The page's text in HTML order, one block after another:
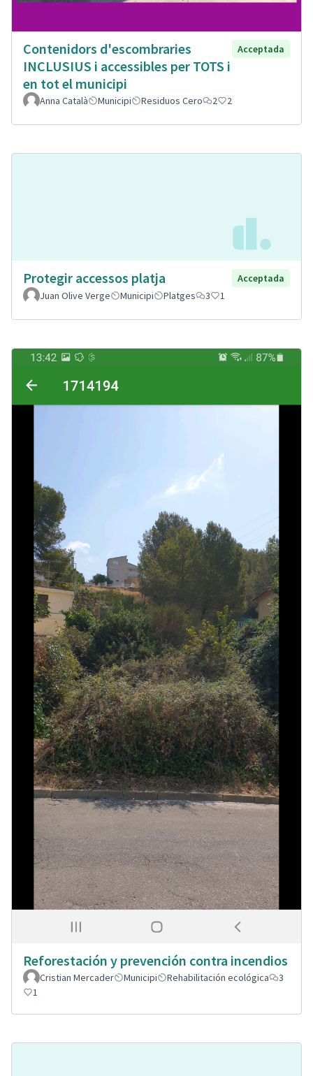
Contenidors d'escombraries
INCLUSIUS i accessibles per TOTS i
en tot el municipi
Acceptada
Anna Català Municipi Residuos Cero 2 2
Protegir accessos platja
Acceptada
Juan Olive Verge
Municipi Platges 3 1
Reforestación y prevención contra incendios
Cristian Mercader Municipi Rehabilitación ecológica
3
1